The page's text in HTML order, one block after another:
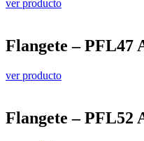
ver producto
Flangete – PFL47
ver producto
Flangete – PFL52